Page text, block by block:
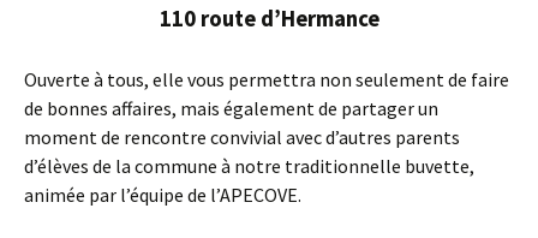
110 route d’Hermance
Ouverte à tous, elle vous permettra non seulement de faire
de bonnes affaires, mais également de partager un
moment de rencontre convivial avec d’autres parents
d’élèves de la commune à notre traditionnelle buvette,
animée par l’équipe de l’APECOVE.